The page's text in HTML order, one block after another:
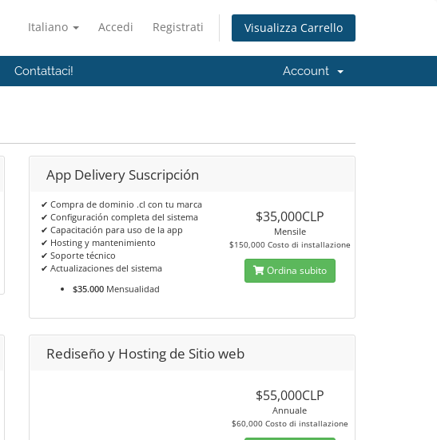
Italiano Accedi Registrati Visualizza Carrello
Contattaci! Account
App Delivery Suscripción
✔ Compra de dominio .cl con tu marca
✔ Configuración completa del sistema
✔ Capacitación para uso de la app
✔ Hosting y mantenimiento
✔ Soporte técnico
✔ Actualizaciones del sistema
$35.000 Mensualidad
$35,000CLP
Mensile
$150,000 Costo di installazione
Ordina subito
Rediseño y Hosting de Sitio web
$55,000CLP
Annuale
$60,000 Costo di installazione